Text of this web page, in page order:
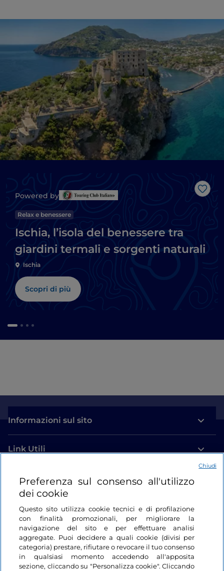
Like
Powered by
Relax e benessere
Ischia, l’isola del benessere tra
giardini termali e sorgenti naturali
Ischia
Scopri di più
Informazioni sul sito
Link Utili
Login
Restiamo in contatto
Preferenza sul consenso all'utilizzo
dei cookie
Questo sito utilizza cookie tecnici e di profilazione
con finalità promozionali, per migliorare la
navigazione del sito e per effettuare analisi
aggregate. Puoi decidere a quali cookie (divisi per
categoria) prestare, rifiutare o revocare il tuo consenso
in qualsiasi momento accedendo all'apposita
sezione, cliccando su "Personalizza cookie". Cliccando
Chiudi